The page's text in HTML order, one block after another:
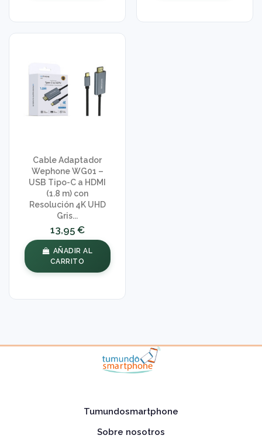
Cable Adaptador
Wephone WG01 –
USB Tipo-C a HDMI
(1.8 m) con
Resolución 4K UHD
Gris...
13,95 €
AÑADIR AL
CARRITO
Tumundosmartphone
Sobre nosotros